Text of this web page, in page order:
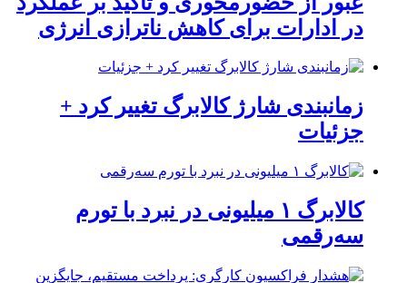
در ادارات برای کاهش ناترازی انرژی
زمانبندی شارژ کالابرگ تغییر کرد +
جزئیات
کالابرگ ۱ میلیونی در نبرد با تورم
سه‌رقمی